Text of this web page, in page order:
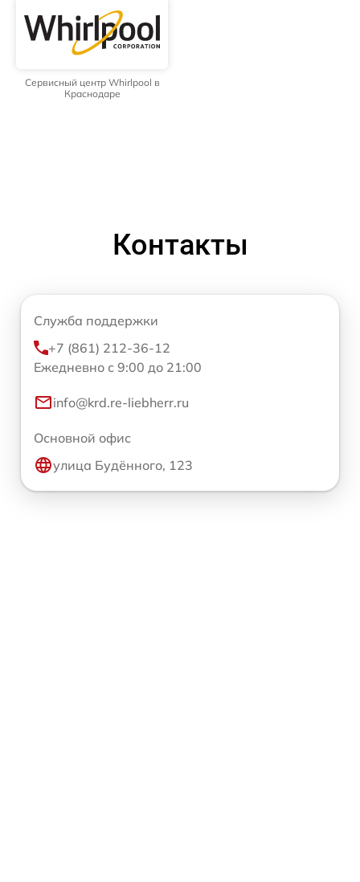
Сервисный центр Whirlpool в
Краснодаре
Контакты
Служба поддержки
+7 (861) 212-36-12
Ежедневно с 9:00 до 21:00
info@krd.re-liebherr.ru
Основной офис
улица Будённого, 123